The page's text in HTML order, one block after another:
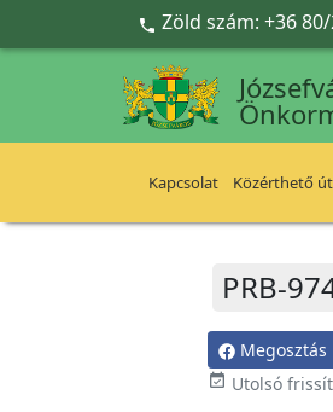
Ugrás a fő tartalomra
 Zöld szám: +36
Kapcsolat Közérthető
PRB-
Megosztás
event_available Utolsó